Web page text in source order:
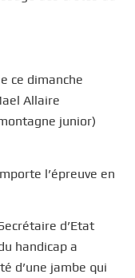
ce dimanche
Allaire
junior)
l’épreuve en
d’Etat
handicap a
d’une jambe qui